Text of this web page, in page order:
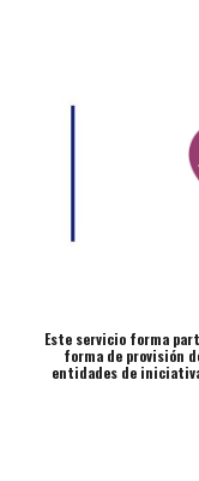
Este servicio forma
forma de provisión
entidades de